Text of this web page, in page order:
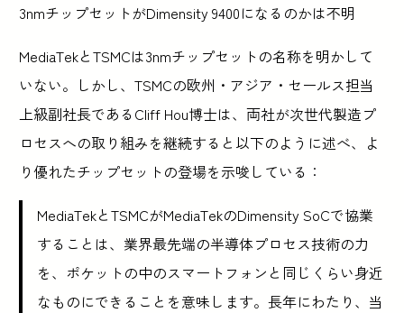
3nmチップセットがDimensity 9400になるのかは不明
MediaTekとTSMCは3nmチップセットの名称を明かして
いない。しかし、TSMCの欧州・アジア・セールス担当
上級副社長であるCliff Hou博士は、両社が次世代製造プ
ロセスへの取り組みを継続すると以下のように述べ、よ
り優れたチップセットの登場を示唆している：
MediaTekとTSMCがMediaTekのDimensity SoCで協業
することは、業界最先端の半導体プロセス技術の力
を、ポケットの中のスマートフォンと同じくらい身近
なものにできることを意味します。長年にわたり、当